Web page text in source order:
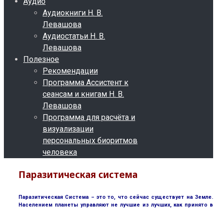
Аудиокниги Н. В.
Левашова
Аудиостатьи Н. В.
Левашова
Полезное
Рекомендации
Программа Ассистент к
сеансам и книгам Н. В.
Левашова
Программа для расчёта и
визуализации
персональных биоритмов
человека
Паразитическая система
Паразитическая Система – это то, что сейчас существует на Земле.
Населением планеты управляют не лучшие из лучших, как принято в